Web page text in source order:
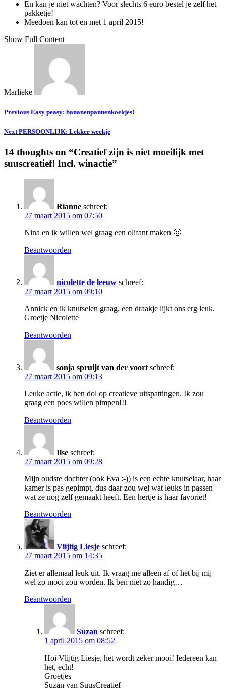
En kan je niet wachten? Voor slechts 6 euro bestel je zelf het
pakketje!
Meedoen kan tot en met 1 april 2015!
Show Full Content
Marlieke
Previous Easy peasy: bananenpannenkoekjes!
Next PERSOONLIJK: Lekker weekje
14 thoughts on “Creatief zijn is niet moeilijk met
suuscreatief! Incl. winactie”
Rianne schreef:
27 maart 2015 om 07:50
Nina en ik willen wel graag een olifant maken 🙂
Beantwoorden
nicolette de leeuw schreef:
27 maart 2015 om 09:10
Annick en ik knutselen graag, een draakje lijkt ons erg leuk.
Groetje Nicolette
Beantwoorden
sonja spruijt van der voort schreef:
27 maart 2015 om 09:13
Leuke actie, ik ben dol op creatieve uitspattingen. Ik zou
graag een poes willen pimpen!!!
Beantwoorden
Ilse schreef:
27 maart 2015 om 09:28
Mijn oudste dochter (ook Eva :-)) is een echte knutselaar, haar
kamer is pas gepimpt, dus daar zou wel wat leuks in passen
wat ze nog zelf gemaakt heeft. Een hertje is haar favoriet!
Beantwoorden
Vlijtig Liesje schreef:
27 maart 2015 om 14:35
Ziet er allemaal leuk uit. Ik vraag me alleen af of het bij mij
wel zo mooi zou worden. Ik ben niet zo handig…
Beantwoorden
Suzan schreef:
1 april 2015 om 08:52
Hoi Vlijtig Liesje, het wordt zeker mooi! Iedereen kan
het, echt!
Groetjes
Suzan van SuusCreatief